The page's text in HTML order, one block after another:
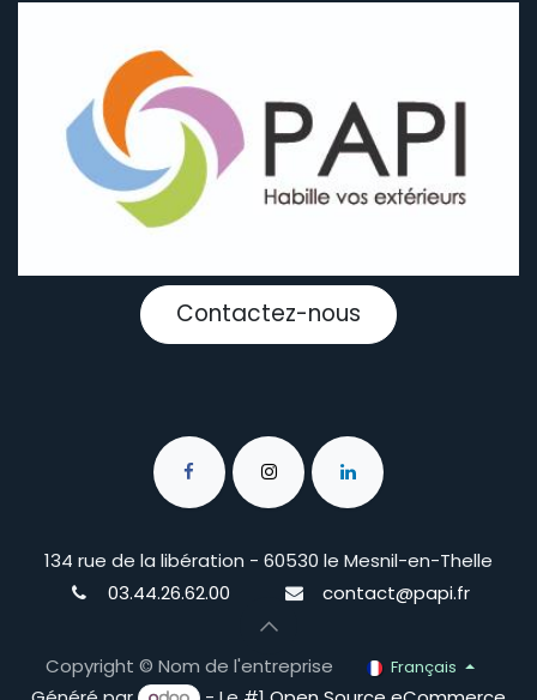
Contactez-nous
134 rue de la libération - 60530 le Mesnil-en-Thelle
03.44.26.62.00
contact@papi.fr
Copyright © Nom de l'entreprise Français